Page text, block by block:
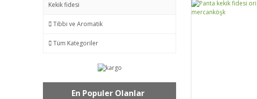
Kekik fidesi
Tıbbi ve Aromatik
Tüm Kategoriler
En Populer Olanlar